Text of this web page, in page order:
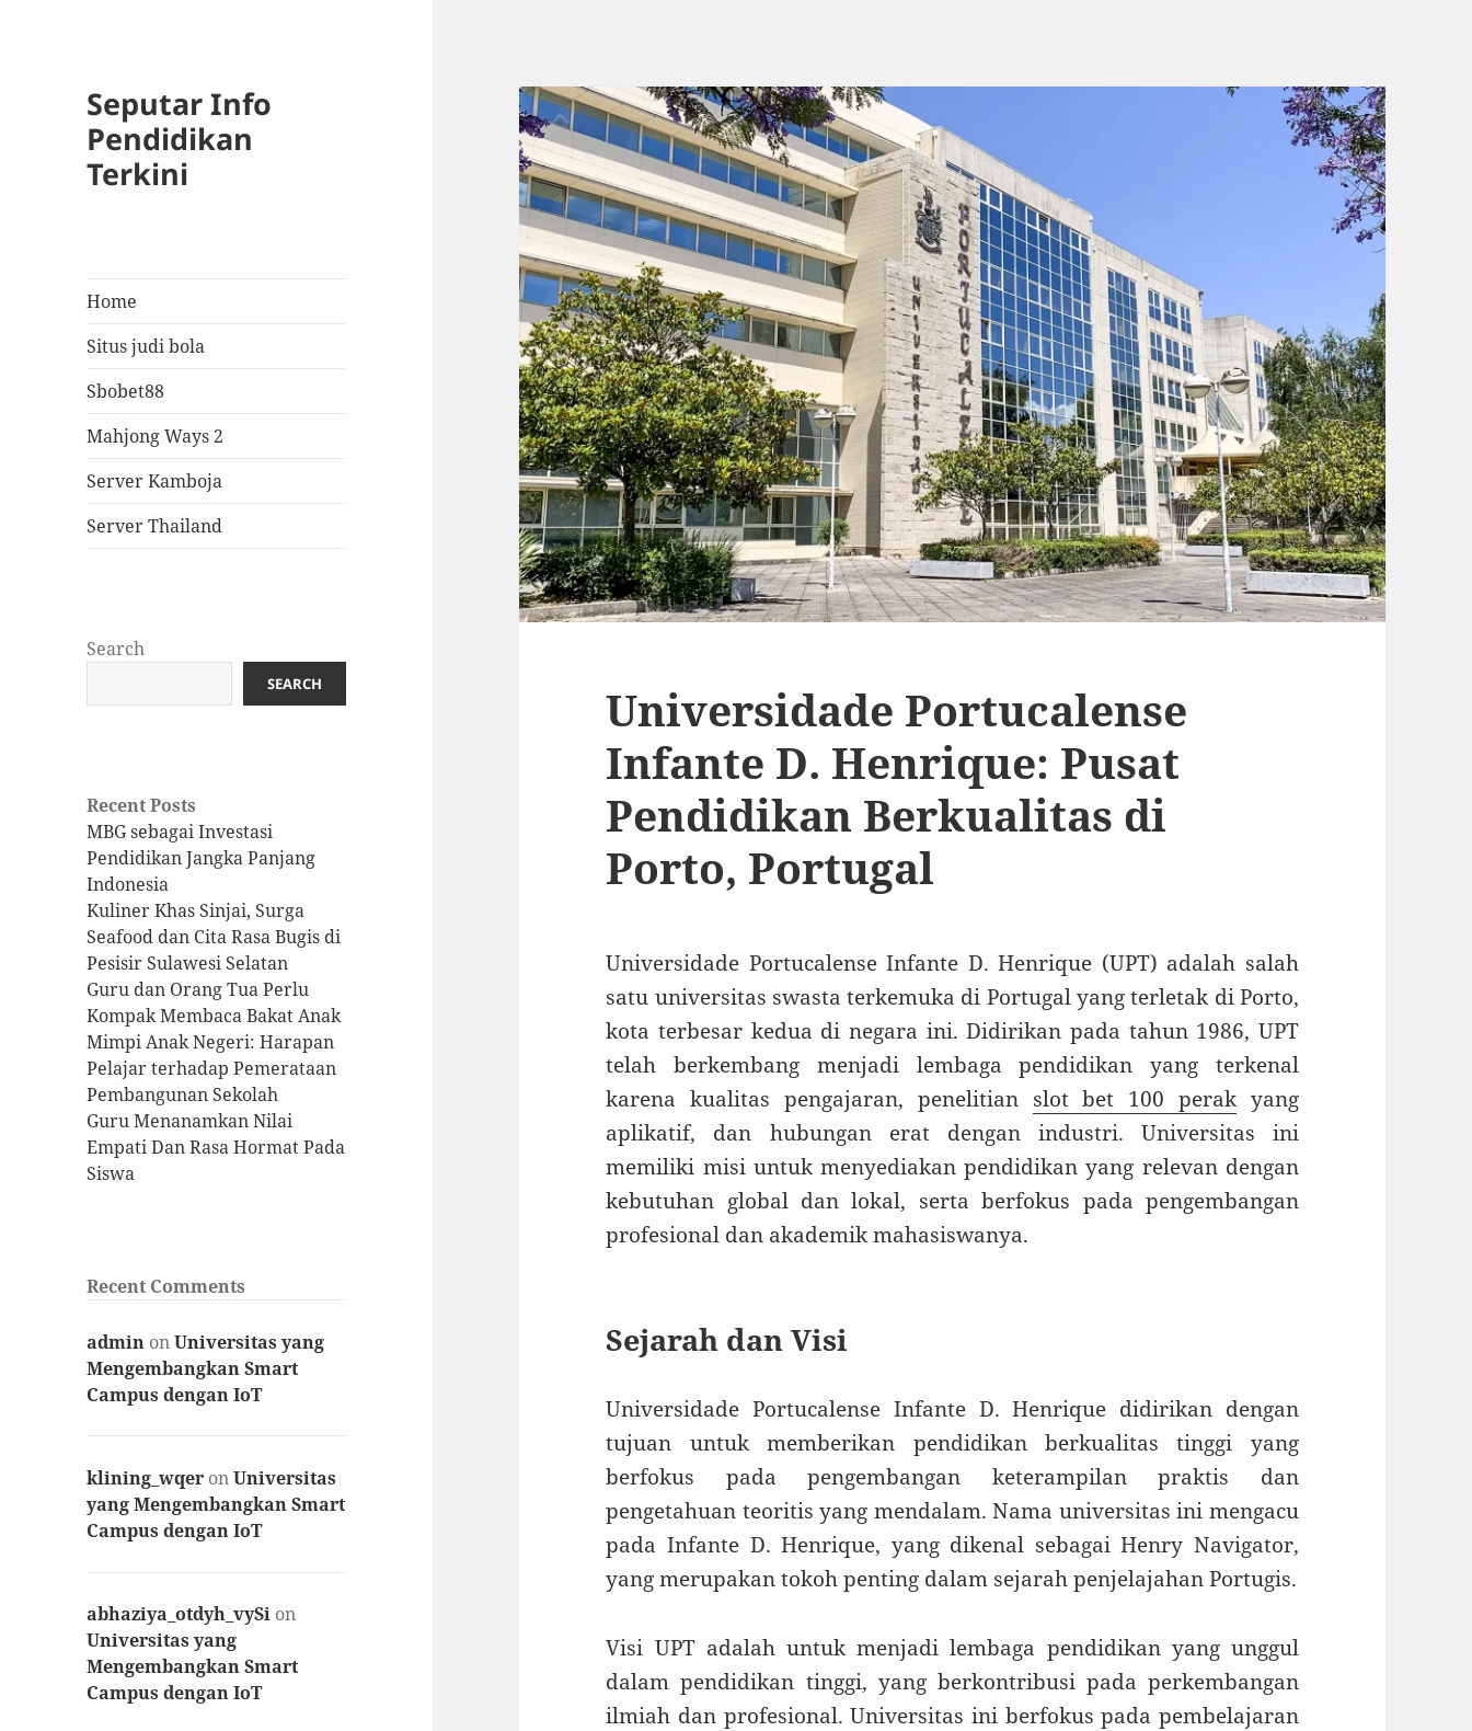
Seputar Info
Pendidikan
Terkini
Home
Situs judi bola
Sbobet88
Mahjong Ways 2
Server Kamboja
Server Thailand
Search
SEARCH
Recent Posts
MBG sebagai Investasi
Pendidikan Jangka Panjang
Indonesia
Kuliner Khas Sinjai, Surga
Seafood dan Cita Rasa Bugis di
Pesisir Sulawesi Selatan
Guru dan Orang Tua Perlu
Kompak Membaca Bakat Anak
Mimpi Anak Negeri: Harapan
Pelajar terhadap Pemerataan
Pembangunan Sekolah
Guru Menanamkan Nilai
Empati Dan Rasa Hormat Pada
Siswa
Recent Comments
admin onUniversitas yang
Mengembangkan Smart
Campus dengan IoT
klining_wqer onUniversitas
yang Mengembangkan Smart
Campus dengan IoT
abhaziya_otdyh_vySi on
Universitas yang
Mengembangkan Smart
Campus dengan IoT
Universidade Portucalense
Infante D. Henrique: Pusat
Pendidikan Berkualitas di
Porto, Portugal
Universidade Portucalense Infante D. Henrique (UPT) adalah salah
satu universitas swasta terkemuka di Portugal yang terletak di Porto,
kota terbesar kedua di negara ini. Didirikan pada tahun 1986, UPT
telah berkembang menjadi lembaga pendidikan yang terkenal
karena kualitas pengajaran, penelitian slot bet 100 perak yang
aplikatif, dan hubungan erat dengan industri. Universitas ini
memiliki misi untuk menyediakan pendidikan yang relevan dengan
kebutuhan global dan lokal, serta berfokus pada pengembangan
profesional dan akademik mahasiswanya.
Sejarah dan Visi
Universidade Portucalense Infante D. Henrique didirikan dengan
tujuan untuk memberikan pendidikan berkualitas tinggi yang
berfokus pada pengembangan keterampilan praktis dan
pengetahuan teoritis yang mendalam. Nama universitas ini mengacu
pada Infante D. Henrique, yang dikenal sebagai Henry Navigator,
yang merupakan tokoh penting dalam sejarah penjelajahan Portugis.
Visi UPT adalah untuk menjadi lembaga pendidikan yang unggul
dalam pendidikan tinggi, yang berkontribusi pada perkembangan
ilmiah dan profesional. Universitas ini berfokus pada pembelajaran